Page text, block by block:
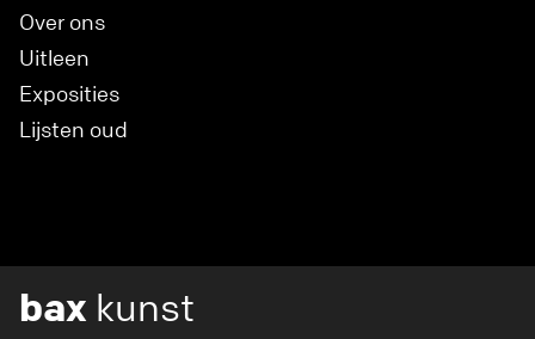
Over ons
Uitleen
Exposities
Lijsten oud
bax kunst